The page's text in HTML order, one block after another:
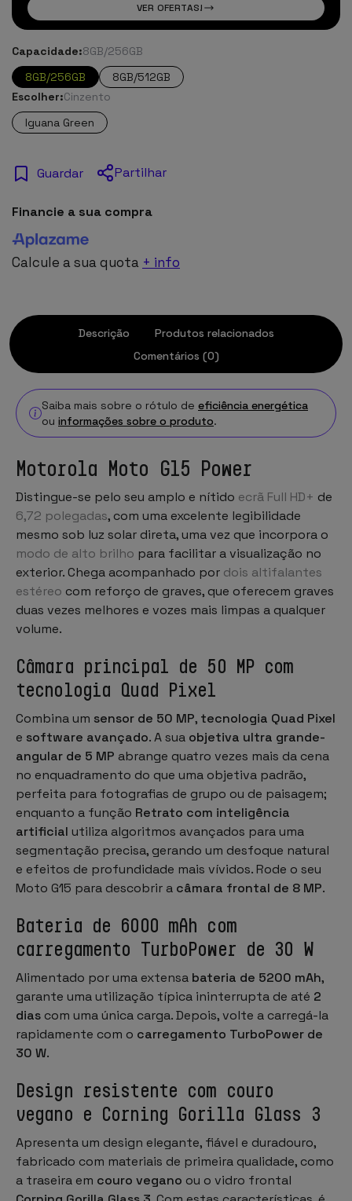
VER OFERTAS!
Capacidade:8GB/256GB
8GB/256GB
8GB/512GB
Escolher:Cinzento
Iguana Green
Guardar Partilhar
Financie a sua compra
Calcule a sua quota + info
Descrição
Produtos relacionados
Comentários (0)
Saiba mais sobre o rótulo de eficiência energética
ou informações sobre o produto.
Motorola Moto G15 Power
Distingue-se pelo seu amplo e nítido ecrã Full HD+ de
6,72 polegadas, com uma excelente legibilidade
mesmo sob luz solar direta, uma vez que incorpora o
modo de alto brilho para facilitar a visualização no
exterior. Chega acompanhado por dois altifalantes
estéreo com reforço de graves, que oferecem graves
duas vezes melhores e vozes mais limpas a qualquer
volume.
Câmara principal de 50 MP com
tecnologia Quad Pixel
Combina um sensor de 50 MP, tecnologia Quad Pixel
e software avançado. A sua objetiva ultra grande-
angular de 5 MP abrange quatro vezes mais da cena
no enquadramento do que uma objetiva padrão,
perfeita para fotografias de grupo ou de paisagem;
enquanto a função Retrato com inteligência
artificial utiliza algoritmos avançados para uma
segmentação precisa, gerando um desfoque natural
e efeitos de profundidade mais vívidos. Rode o seu
Moto G15 para descobrir a câmara frontal de 8 MP.
Bateria de 6000 mAh com
carregamento TurboPower de 30 W
Alimentado por uma extensa bateria de 5200 mAh,
garante uma utilização típica ininterrupta de até 2
dias com uma única carga. Depois, volte a carregá-la
rapidamente com o carregamento TurboPower de
30 W.
Design resistente com couro
vegano e Corning Gorilla Glass 3
Apresenta um design elegante, fiável e duradouro,
fabricado com materiais de primeira qualidade, como
a traseira em couro vegano ou o vidro frontal